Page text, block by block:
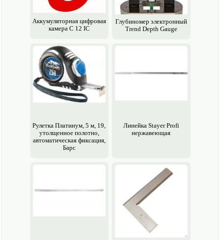
Аккумуляторная цифровая
камера C 12 IC
Глубиномер электро­нный
Trend Depth Gauge
Рулетка Платинум, 5 м, 19,
утолщенное полотно,
авто­матическая фиксация,
Барс
Линейка Stayer Profi
нержавеющая